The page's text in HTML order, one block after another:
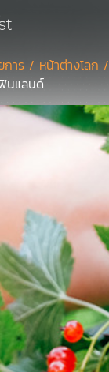
การ / หน้าต่างโลก /
นแลนด์